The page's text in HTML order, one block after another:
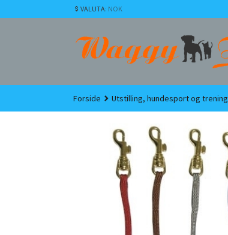
til
VALUTA: NOK
Forside Utstilling, hundesport og trening